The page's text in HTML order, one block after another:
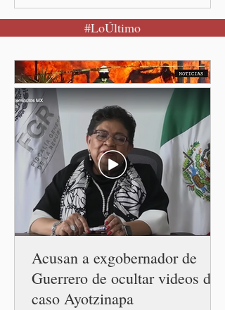
Puebla, Pue.-Cuando una
mujer encuentra un lugar
también recupera la
esperanza de vivir sin
miedo. Con esa visión, el
gobernador Alejandro
Armenta Mier inauguró el
Centro LIBRE (Libertad,
Igualdad, Bienestar, Redes,
Emancipación) número 62 y
la Casa Carmen Serdán
número 25 en el estado, la
cuarta en la c
#LoÚltimo
Acusan a exgobernador de
Guerrero de ocultar videos del
caso Ayotzinapa